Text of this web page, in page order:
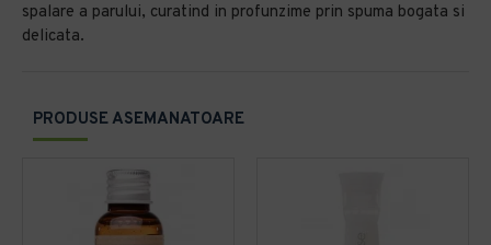
PRODUSE ASEMANATOARE
spalare a parului, curatind in profunzime prin spuma bogata si
delicata.